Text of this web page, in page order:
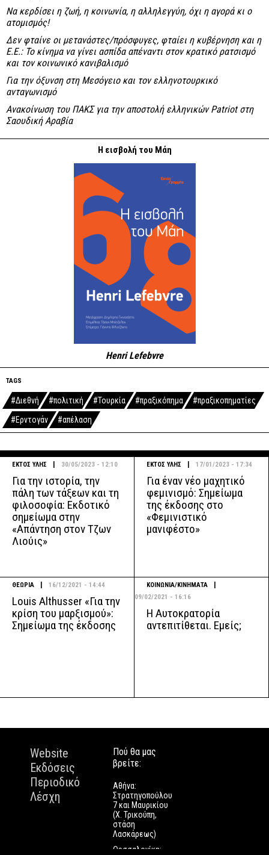
Να κερδίσει η ζωή, η κοινωνία, η αλληλεγγύη, όχι η αγορά κι ο
ατομισμός!
Δεν φταίνε οι μετανάστες/πρόσφυγες, φταίει η κυβέρνηση και η
Ε.Ε.: Το κίνημα να γίνει ασπίδα απέναντι στον κρατικό ρατσισμό
και τον κοινωνικό κανιβαλισμό
Για την όξυνση στη Μεσόγειο και τον ελληνοτουρκικό
ανταγωνισμό
Ανακοίνωση του ΠΑΚΣ για την αποστολή ελληνικών Patriot στη
Σαουδική Αραβία
Η εισβολή του Μάη
Henri Lefebvre
TAGS
#Διεθνή #πολιτική #Τουρκία #πραξικόπημα
#πραξικοπηματίες
#Ερντογάν
#απέλαση
ΕΚΤΟΣ ΥΛΗΣ 30/05/2023 - 12:10
Για την ιστορία, την
πάλη των τάξεων και τη
φιλοσοφία: Εκδοτικό
σημείωμα στην
«Απάντηση στον Τζων
Λιούις»
ΕΚΤΟΣ ΥΛΗΣ 17/01/2023 - 17:34
Για έναν νέο μαχητικό
φεμινισμό: Σημείωμα
της έκδοσης στο
«Φεμινιστικό
μανιφέστο»
ΘΕΩΡΙΑ 16/12/2021 - 14:44
Louis Althusser «Για την
κρίση του μαρξισμού»:
Σημείωμα της έκδοσης
ΚΟΙΝΩΝΙΑ/ΚΙΝΗΜΑΤΑ
09/02/2021 - 16:16
Η Αυτοκρατορία
αντεπιτίθεται. Εμείς;
Website
Εκδόσεις
Περιοδικό
Λέσχη
Πού θα μας
βρείτε:
Αθήνα:
Στρατηγοπούλου
7 και Μαυρικίου
(Χ. Τρικούπη,
στάση
Λασκάρεως)
Θεσσαλονίκη: